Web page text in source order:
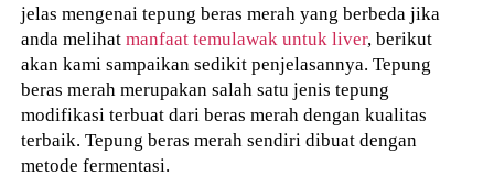
jelas mengenai tepung beras merah yang berbeda jika
anda melihatmanfaat temulawak untuk liver, berikut
akan kami sampaikan sedikit penjelasannya. Tepung
beras merah merupakan salah satu jenis tepung
modifikasi terbuat dari beras merah dengan kualitas
terbaik. Tepung beras merah sendiri dibuat dengan
metode fermentasi.